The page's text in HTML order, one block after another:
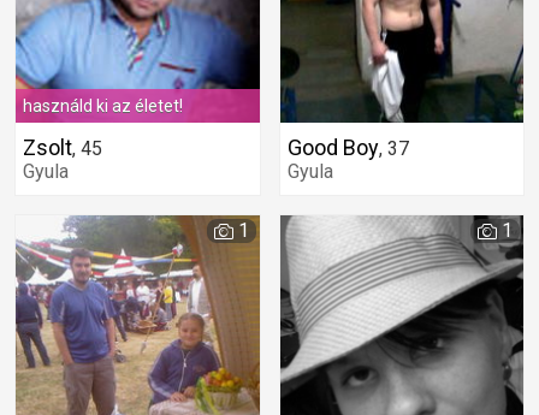
használd ki az életet!
Zsolt, 45
Gyula
Good Boy, 37
Gyula
1 1